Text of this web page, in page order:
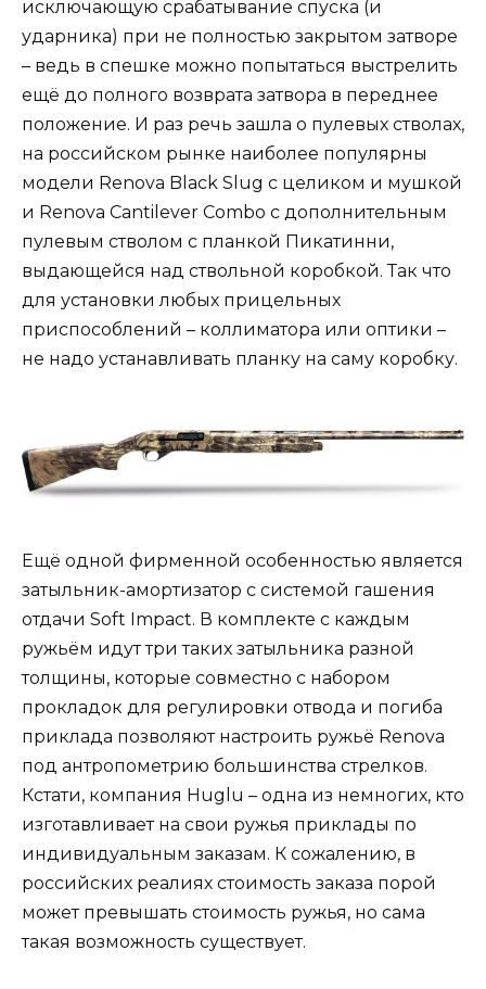
исключающую срабатывание спуска (и
ударника) при не полностью закрытом затворе
– ведь в спешке можно попытаться выстрелить
ещё до полного возврата затвора в переднее
положение. И раз речь зашла о пулевых стволах,
на российском рынке наиболее популярны
модели Renova Black Slug с целиком и мушкой
и Renova Cantilever Combo с дополнительным
пулевым стволом с планкой Пикатинни,
выдающейся над ствольной коробкой. Так что
для установки любых прицельных
приспособлений – коллиматора или оптики –
не надо устанавливать планку на саму коробку.
Ещё одной фирменной особенностью является
затыльник-амортизатор с системой гашения
отдачи Soft Impact. В комплекте с каждым
ружьём идут три таких затыльника разной
толщины, которые совместно с набором
прокладок для регулировки отвода и погиба
приклада позволяют настроить ружьё Renova
под антропометрию большинства стрелков.
Кстати, компания Huglu – одна из немногих, кто
изготавливает на свои ружья приклады по
индивидуальным заказам. К сожалению, в
российских реалиях стоимость заказа порой
может превышать стоимость ружья, но сама
такая возможность существует.